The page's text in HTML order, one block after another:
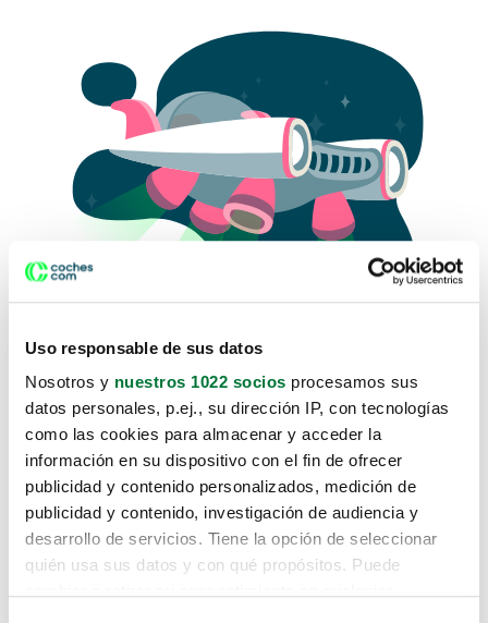
Uso responsable de sus datos
Nosotros y nuestros 1022 socios procesamos sus
datos personales, p.ej., su dirección IP, con tecnologías
como las cookies para almacenar y acceder la
información en su dispositivo con el fin de ofrecer
publicidad y contenido personalizados, medición de
publicidad y contenido, investigación de audiencia y
desarrollo de servicios. Tiene la opción de seleccionar
quién usa sus datos y con qué propósitos. Puede
Lo sentimos, no sabemos como
te hemos traido hasta aquí.
Pero puedes encontrar el coche que estás
buscando en alguno de estos enlaces: